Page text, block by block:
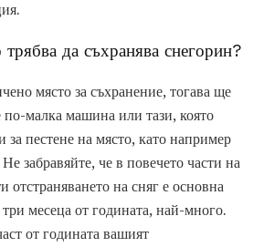
да съхранява снегорин?
място за съхранение, тогава ще
по-малка машина или тази, която
за пестене на място, като например
забравяйте, че в повечето части на
отстраняването на сняг е основна
месеца от годината, най-много.
от годината вашият